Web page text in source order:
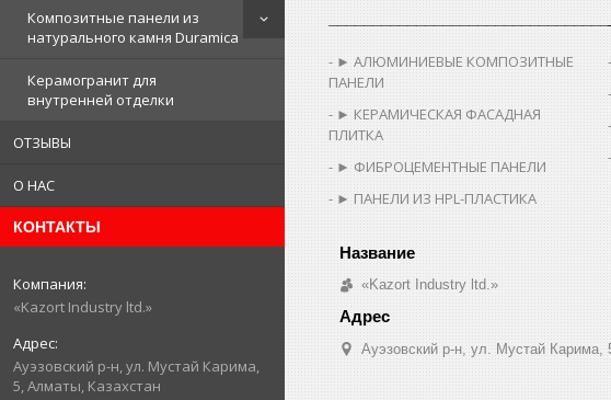
Композитные панели из
натурального камня Duramica
Керамогранит для
внутренней отделки
ОТЗЫВЫ
О НАС
КОНТАКТЫ
«Kazort Industry ltd.»
​Ауэзовский р-н, ул. Мустай Карима,
5, Алматы, Казахстан
► АЛЮМИНИЕВЫЕ КОМПОЗИТНЫЕ
ПАНЕЛИ
► КЕРАМИЧЕСКАЯ ФАСАДНАЯ
ПЛИТКА
► ФИБРОЦЕМЕНТНЫЕ ПАНЕЛИ
► ПАНЕЛИ ИЗ HPL-ПЛАСТИКА
«Kazort Industry ltd.»
​Ауэзовский р-н, ул. Мустай Карима,